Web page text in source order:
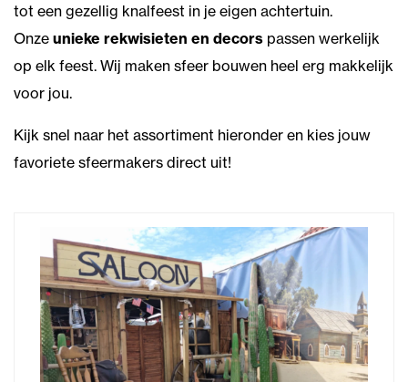
tot een gezellig knalfeest in je eigen achtertuin.
Onze unieke rekwisieten en decors passen werkelijk
op elk feest. Wij maken sfeer bouwen heel erg makkelijk
voor jou.
Kijk snel naar het assortiment hieronder en kies jouw
favoriete sfeermakers direct uit!